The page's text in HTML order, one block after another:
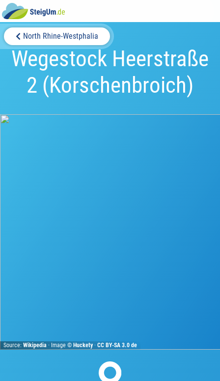
North Rhine-Westphalia
Wegestock Heerstraße
2 (Korschenbroich)
Source:Wikipedia · Image ©Huckety ·CC BY-SA 3.0 de